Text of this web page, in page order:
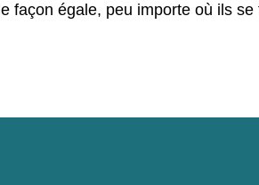
façon égale, peu importe où ils